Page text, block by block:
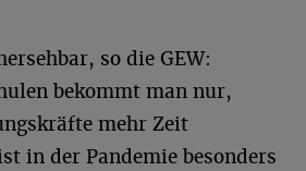
so die GEW:
bekommt man nur,
mehr Zeit
in der Pandemie besonders